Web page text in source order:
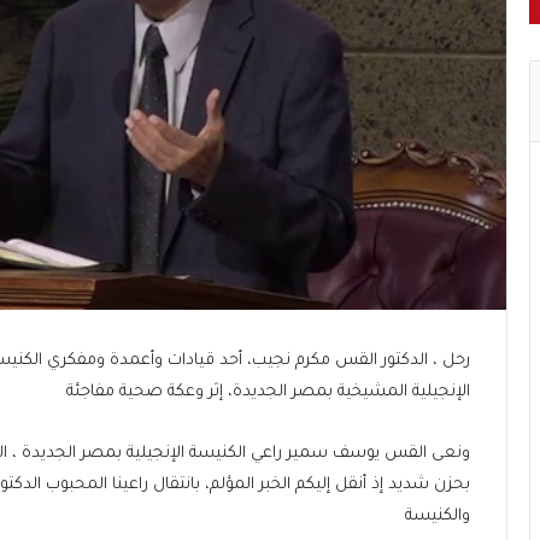
رحل ، الدكتور القس مكرم نجيب، أحد قيادات وأعمدة ومفكري
الإنجيلية المشيخية بمصر الجديدة، إثر وعكة صحية مفاجئة
ونعى القس يوسف سمير راعي الكنيسة الإنجيلية بمصر الجديدة ،
بحزن شديد إذ أنقل إليكم الخبر المؤلم، بانتقال راعينا المحبوب
والكنيسة